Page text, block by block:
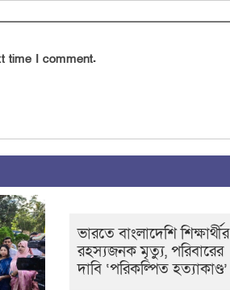
time I comment.
ভারতে বাংলাদেশি শিক্ষার্থীর
রহস্যজনক মৃত্যু, পরিবারের
দাবি ‘পরিকল্পিত হত্যাকাণ্ড’